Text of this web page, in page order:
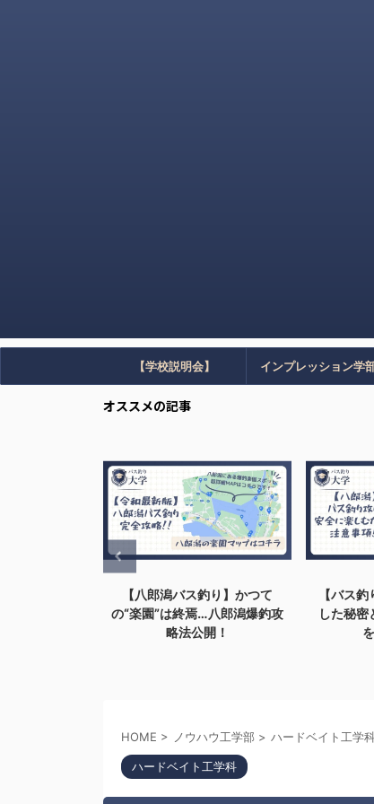
【学校説明会】 インプレッション学
オススメの記事
【バス釣り】初八郎潟で爆釣
した秘密と、八郎潟の注意点
を教えます。
【バス
が釣果に
HOME > ノウハウ工学部 > ハードベイト工学
ハードベイト工学科